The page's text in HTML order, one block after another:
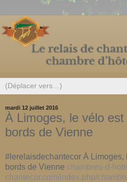
mardi 12 juillet 2016
À Limoges, le vélo
bords de Vienne
#lerelaisdechantecor À Limoges,
bords de Vienne chambres-d-
chantecor.com/index.php/